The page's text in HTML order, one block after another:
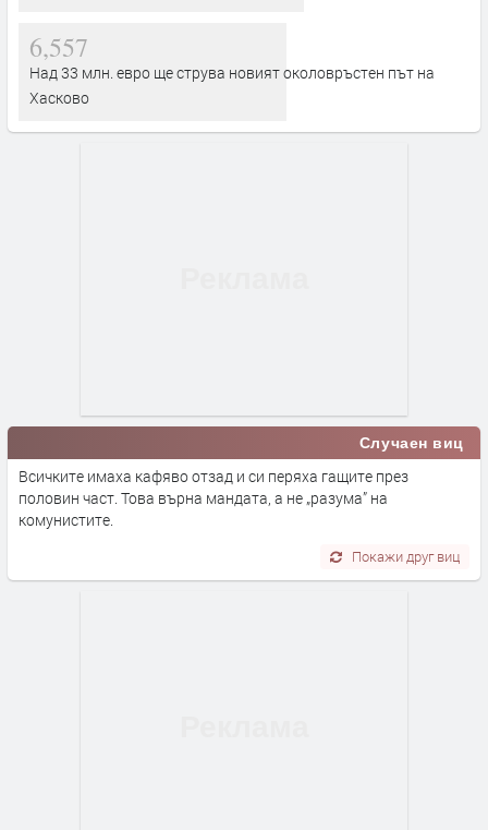
6,557
Над 33 млн. евро ще струва новият околовръстен път на
Хасково
Случаен виц
Всичките имаха кафяво отзад и си перяха гащите през
половин част. Това върна мандата, а не „разума” на
комунистите.
Покажи друг виц